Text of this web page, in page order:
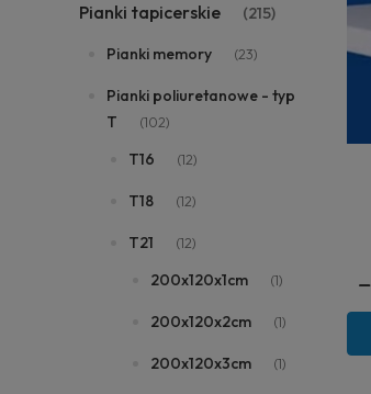
Pianki tapicerskie (215)
Pianki memory (23)
Pianki poliuretanowe - typ
T
(102)
T16 (12)
T18 (12)
T21 (12)
200x120x1cm (1)
200x120x2cm (1)
200x120x3cm (1)